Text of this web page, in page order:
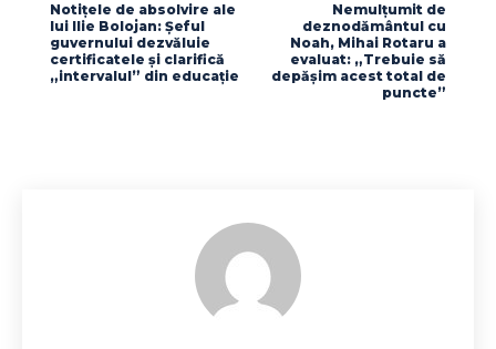
Notițele de absolvire ale
lui Ilie Bolojan: Șeful
guvernului dezvăluie
certificatele și clarifică
„intervalul” din educație
Nemulțumit de
deznodământul cu
Noah, Mihai Rotaru a
evaluat: „Trebuie să
depășim acest total de
puncte”